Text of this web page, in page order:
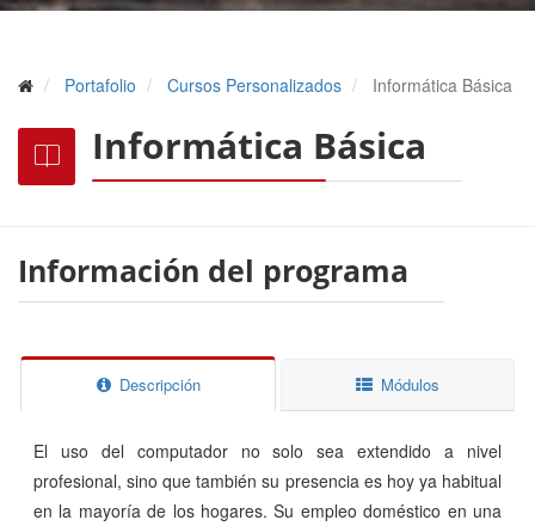
Portafolio Cursos Personalizados Informática Básica
Informática Básica
Información del programa
Descripción Módulos
El uso del computador no solo sea extendido a nivel
profesional, sino que también su presencia es hoy ya habitual
en la mayoría de los hogares. Su empleo doméstico en una